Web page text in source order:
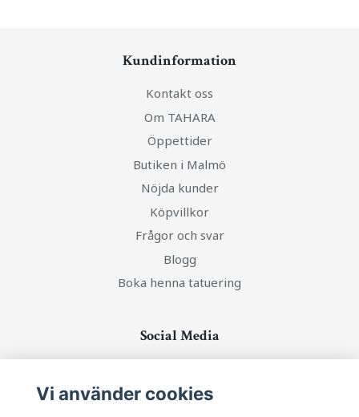
Kundinformation
Kontakt oss
Om TAHARA
Öppettider
Butiken i Malmö
Nöjda kunder
Köpvillkor
Frågor och svar
Blogg
Boka henna tatuering
Social Media
Vi använder cookies